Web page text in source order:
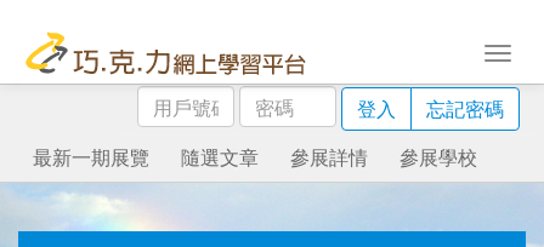
用
戶
號
碼
密
碼
登入
忘記密碼
最新一期展覽
隨選文章 參展詳情 參展學校